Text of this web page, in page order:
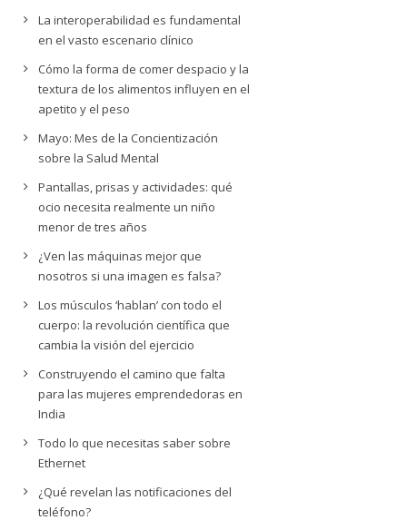
La interoperabilidad es fundamental
en el vasto escenario clínico
Cómo la forma de comer despacio y la
textura de los alimentos influyen en el
apetito y el peso
Mayo: Mes de la Concientización
sobre la Salud Mental
Pantallas, prisas y actividades: qué
ocio necesita realmente un niño
menor de tres años
¿Ven las máquinas mejor que
nosotros si una imagen es falsa?
Los músculos ‘hablan’ con todo el
cuerpo: la revolución científica que
cambia la visión del ejercicio
Construyendo el camino que falta
para las mujeres emprendedoras en
India
Todo lo que necesitas saber sobre
Ethernet
¿Qué revelan las notificaciones del
teléfono?